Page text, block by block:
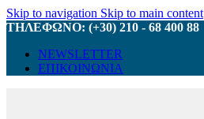
Skip to navigation Skip to main content
ΤΗΛΕΦΩΝΟ: (+30) 210 - 68 400 88
NEWSLETTER
ΕΠΙΚΟΙΝΩΝΙΑ